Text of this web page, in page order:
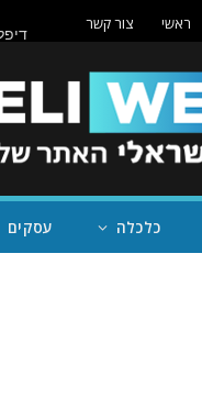
ראשי צור קשר
כלכלה עסקים